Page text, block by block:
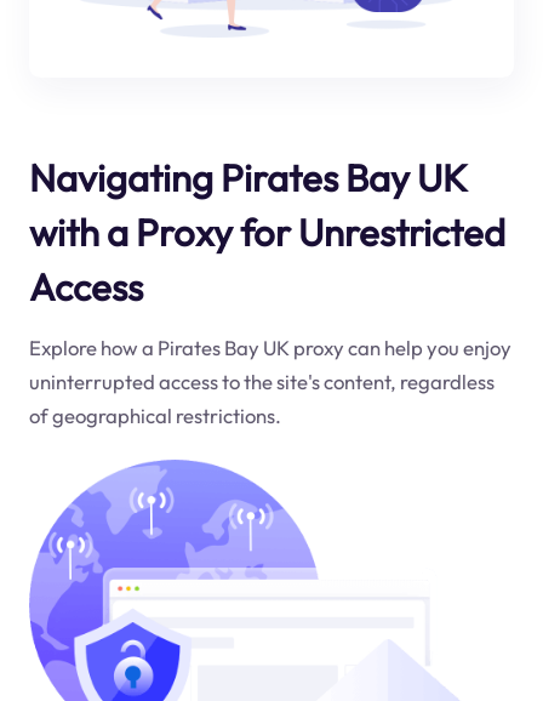
Navigating Pirates Bay UK
with a Proxy for Unrestricted
Access
Explore how a Pirates Bay UK proxy can help you enjoy
uninterrupted access to the site's content, regardless
of geographical restrictions.